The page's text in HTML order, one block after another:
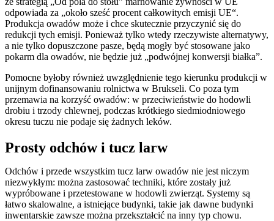
odpowiada za „około sześć procent całkowitych emisji UE“.
Produkcja owadów może i chce skutecznie przyczynić się do
redukcji tych emisji. Ponieważ tylko wtedy rzeczywiste alternatywy,
a nie tylko dopuszczone pasze, będą mogły być stosowane jako
pokarm dla owadów, nie będzie już „podwójnej konwersji białka”.
Pomocne byłoby również uwzględnienie tego kierunku produkcji w
unijnym dofinansowaniu rolnictwa w Brukseli. Co poza tym
przemawia na korzyść owadów: w przeciwieństwie do hodowli
drobiu i trzody chlewnej, podczas krótkiego siedmiodniowego
okresu tuczu nie podaje się żadnych leków.
Prosty odchów i tucz larw
Odchów i przede wszystkim tucz larw owadów nie jest niczym
niezwykłym: można zastosować techniki, które zostały już
wypróbowane i przetestowane w hodowli zwierząt. Systemy są
łatwo skalowalne, a istniejące budynki, takie jak dawne budynki
inwentarskie zawsze można przekształcić na inny typ chowu.